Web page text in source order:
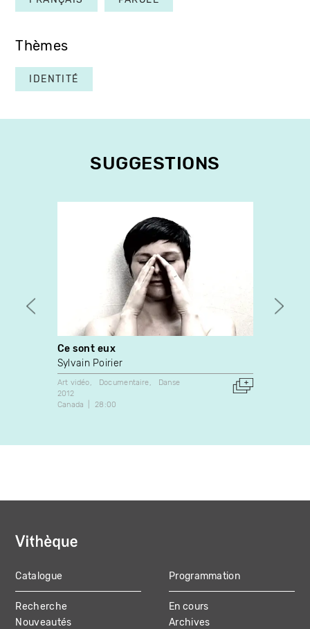
Thèmes
IDENTITÉ
SUGGESTIONS
Ce sont eux
Sylvain Poirier
Art vidéo Documentaire
Danse
2012
Canada
28:00
MAIN
NAVIGATION
Catalogue
Recherche
Nouveautés
Programmation
En cours
Archives